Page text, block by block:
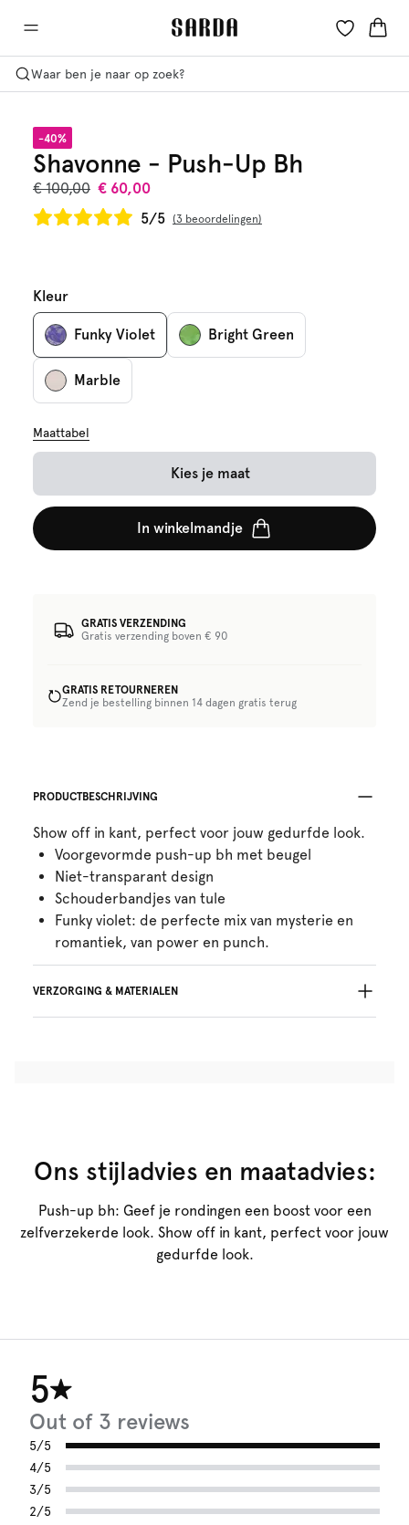
Waar ben je naar op zoek?
-40%
Shavonne - Push-Up Bh
€ 100,00 € 60,00
5/5
3 beoordelingen
Kleur
Funky Violet Bright Green
Marble
Maattabel
Kies je maat
In winkelmandje
GRATIS VERZENDING
Gratis verzending boven € 90
GRATIS RETOURNEREN
Zend je bestelling binnen 14 dagen gratis terug
PRODUCTBESCHRIJVING
Show off in kant, perfect voor jouw gedurfde look.
Voorgevormde push-up bh met beugel
Niet-transparant design
Schouderbandjes van tule
Funky violet: de perfecte mix van mysterie en
romantiek, van power en punch.
VERZORGING & MATERIALEN
Elastaan:9%
Ons stijladvies en maatadvies:
Push-up bh: Geef je rondingen een boost voor een
zelfverzekerde look. Show off in kant, perfect voor jouw
gedurfde look.
5
Out of 3 reviews
5/5
4/5
3/5
2/5